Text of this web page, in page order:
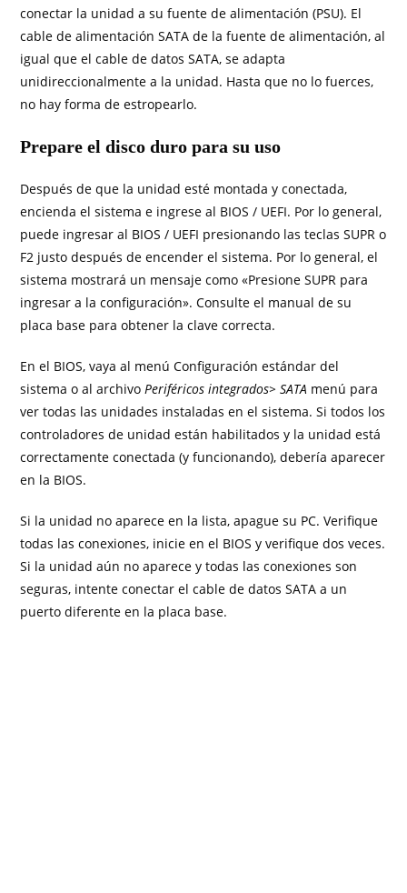
conectar la unidad a su fuente de alimentación (PSU). El
cable de alimentación SATA de la fuente de alimentación, al
igual que el cable de datos SATA, se adapta
unidireccionalmente a la unidad. Hasta que no lo fuerces,
no hay forma de estropearlo.
Prepare el disco duro para su uso
Después de que la unidad esté montada y conectada,
encienda el sistema e ingrese al BIOS / UEFI. Por lo general,
puede ingresar al BIOS / UEFI presionando las teclas SUPR o
F2 justo después de encender el sistema. Por lo general, el
sistema mostrará un mensaje como «Presione SUPR para
ingresar a la configuración». Consulte el manual de su
placa base para obtener la clave correcta.
En el BIOS, vaya al menú Configuración estándar del
sistema o al archivoPeriféricos integrados> SATA menú para
ver todas las unidades instaladas en el sistema. Si todos los
controladores de unidad están habilitados y la unidad está
correctamente conectada (y funcionando), debería aparecer
en la BIOS.
Si la unidad no aparece en la lista, apague su PC. Verifique
todas las conexiones, inicie en el BIOS y verifique dos veces.
Si la unidad aún no aparece y todas las conexiones son
seguras, intente conectar el cable de datos SATA a un
puerto diferente en la placa base.